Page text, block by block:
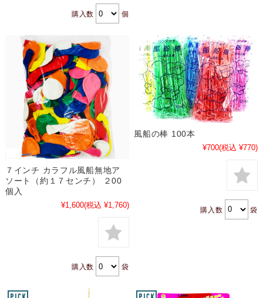
購入数 個
７インチ カラフル風船無地ア
ソート（約１７センチ） ２00
個入
¥1,600(税込 ¥1,760)
購入数 袋
風船の棒 100本
¥700(税込 ¥770)
購入数 袋